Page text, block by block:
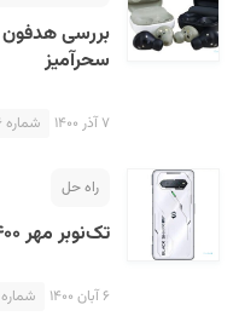
سحرآمیز
۷ آذر ۱۴۰۰ شماره ۹۶
راه حل
تک‌نوبر مهر ۱۴۰۰
۶ آبان ۱۴۰۰ شماره ۹۵